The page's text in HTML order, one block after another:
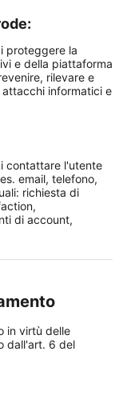
proteggere la
e della piattaforma
rilevare e
informatici e
contattare l'utente
email, telefono,
richiesta di
di account,
in virtù delle
dall'art. 6 del